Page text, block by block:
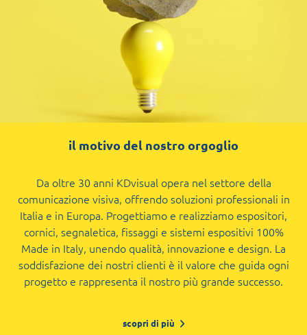
il motivo del nostro orgoglio
Da oltre 30 anni KDvisual opera nel settore della
comunicazione visiva, offrendo soluzioni professionali in
Italia e in Europa. Progettiamo e realizziamo espositori,
cornici, segnaletica, fissaggi e sistemi espositivi 100%
Made in Italy, unendo qualità, innovazione e design. La
soddisfazione dei nostri clienti è il valore che guida ogni
progetto e rappresenta il nostro più grande successo.
scopri di più